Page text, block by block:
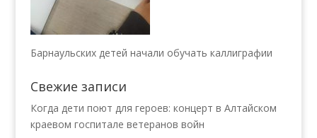
Барнаульских детей начали обучать каллиграфии
Свежие записи
Когда дети поют для героев: концерт в Алтайском
краевом госпитале ветеранов войн